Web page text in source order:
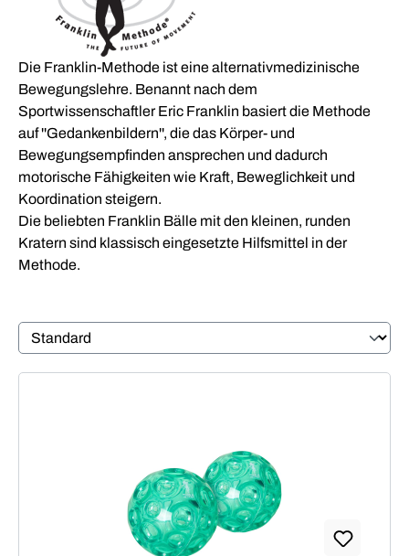
Die Franklin-Methode ist eine alternativmedizinische
Bewegungslehre. Benannt nach dem
Sportwissenschaftler Eric Franklin basiert die Methode
auf ''Gedankenbildern'', die das Körper- und
Bewegungsempfinden ansprechen und dadurch
motorische Fähigkeiten wie Kraft, Beweglichkeit und
Koordination steigern.
Die beliebten Franklin Bälle mit den kleinen, runden
Kratern sind klassisch eingesetzte Hilfsmittel in der
Methode.